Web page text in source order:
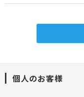
個人のお客様